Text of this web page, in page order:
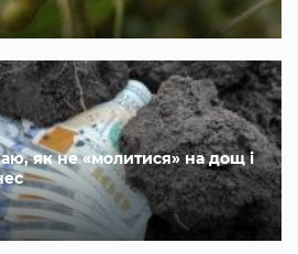
як не «молитися» на дощ і